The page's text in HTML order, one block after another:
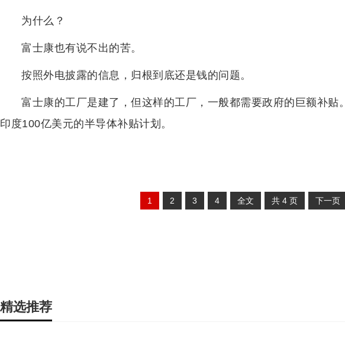
为什么？
富士康也有说不出的苦。
按照外电披露的信息，归根到底还是钱的问题。
富士康的工厂是建了，但这样的工厂，一般都需要政府的巨额补贴
印度100亿美元的半导体补贴计划。
1 2 3 4 全文 共 4 页 下一页
精选推荐